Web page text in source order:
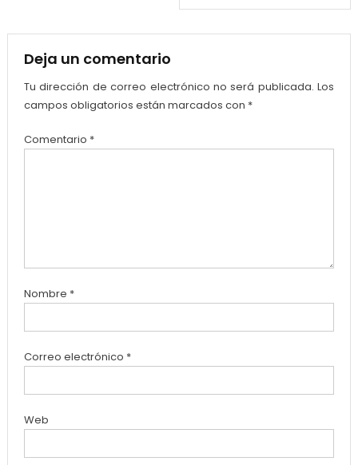
Deja un comentario
Tu dirección de correo electrónico no será publicada. Los
campos obligatorios están marcados con *
Comentario *
Nombre *
Correo electrónico *
Web